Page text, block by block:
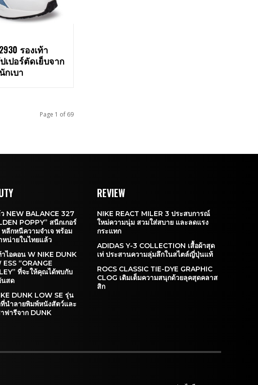
รองเท้า
เปอร์ตัดเย็บจาก
กเบา
Page 1 of 69
NEW BALANCE 327
POPPY” สนีกเกอร์
หลีกหนีความจำเจ พร้อม
หน่ายในไทยแล้ว
าไอคอน W NIKE DUNK
ESS “ORANGE
ที่จะให้คุณได้พบกับ
สด
DUNK LOW SE รุ่น
นำลายพิมพ์หนังสัตว์และ
ฟารีจาก DUNK
REVIEW
NIKE REACT MILER 3 ประสบการณ์
ใหม่ความนุ่ม สวมใส่สบาย และลดแรง
กระแทก
ADIDAS Y-3 COLLECTION เสื้อผ้าสุด
เท่ ประสานความลุ่มลึกในสไตล์ญี่ปุ่นแท้
ROCS CLASSIC TIE-DYE GRAPHIC
CLOG เติมเต็มความสนุกด้วยลุคสุดคลาส
สิก